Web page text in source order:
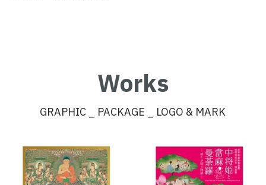
Works
GRAPHIC _ PACKAGE _ LOGO & MARK